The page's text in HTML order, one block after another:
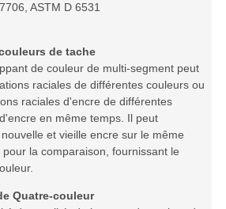
ASTM D 6531
de tache
de couleur de multi-segment peut
raciales de différentes couleurs ou
raciales d'encre de différentes
en même temps. Il peut
et vieille encre sur le même
la comparaison, fournissant le
Quatre-couleur